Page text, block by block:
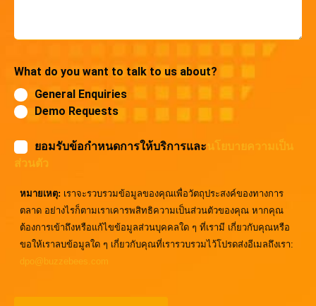
What do you want to talk to us about?
General Enquiries
Demo Requests
ยอมรับข้อกำหนดการให้บริการและนโยบายความเป็น
ส่วนตัว
หมายเหตุ: เราจะรวบรวมข้อมูลของคุณเพื่อวัตถุประสงค์ของทางการ
ตลาด อย่างไรก็ตามเราเคารพสิทธิความเป็นส่วนตัวของคุณ หากคุณ
ต้องการเข้าถึงหรือแก้ไขข้อมูลส่วนบุคคลใด ๆ ที่เรามี เกี่ยวกับคุณหรือ
ขอให้เราลบข้อมูลใด ๆ เกี่ยวกับคุณที่เรารวบรวมไว้โปรดส่งอีเมลถึงเรา:
dpo@buzzebees.com